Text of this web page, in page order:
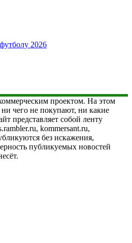
2026
проектом. На этом
чего не покупают, ни какие
представляет собой ленту
kommersant.ru,
без искажения,
публикуемых новостей